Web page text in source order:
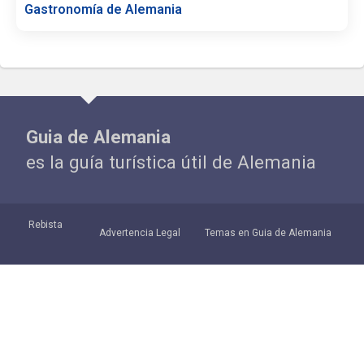
Gastronomía de Alemania
Guia de Alemania
es la guía turística útil de Alemania
Rebista
Advertencia Legal Temas en Guia de Alemania